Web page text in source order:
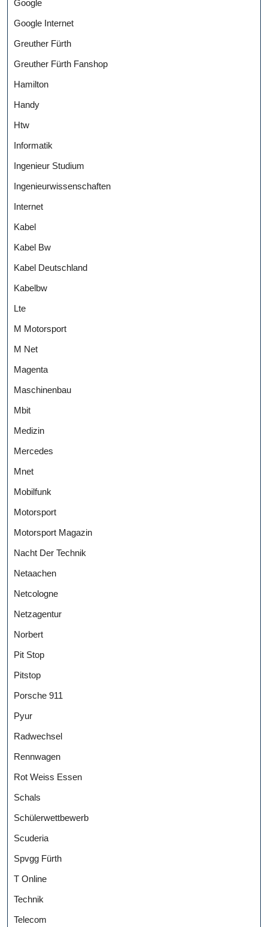
Google
Google Internet
Greuther Fürth
Greuther Fürth Fanshop
Hamilton
Handy
Htw
Informatik
Ingenieur Studium
Ingenieurwissenschaften
Internet
Kabel
Kabel Bw
Kabel Deutschland
Kabelbw
Lte
M Motorsport
M Net
Magenta
Maschinenbau
Mbit
Medizin
Mercedes
Mnet
Mobilfunk
Motorsport
Motorsport Magazin
Nacht Der Technik
Netaachen
Netcologne
Netzagentur
Norbert
Pit Stop
Pitstop
Porsche 911
Pyur
Radwechsel
Rennwagen
Rot Weiss Essen
Schals
Schülerwettbewerb
Scuderia
Spvgg Fürth
T Online
Technik
Telecom